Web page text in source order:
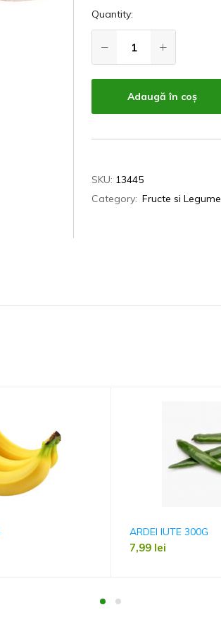
Quantity:
Adaugă în coș
SKU: 13445
Category: Fructe si Legume
ARDEI IUTE 300G
7,99 lei